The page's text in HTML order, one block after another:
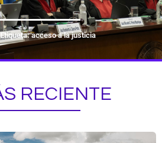
Etiqueta: acceso a la justicia
RECIENTE